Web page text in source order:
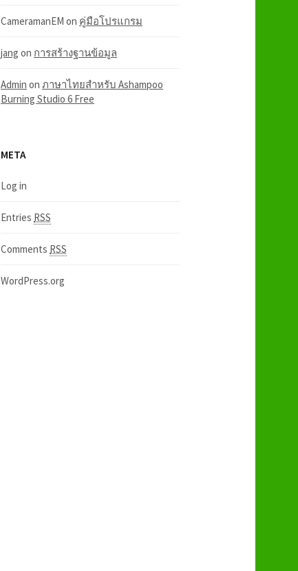
CameramanEM on คู่มือโปรแกรม
jang on การสร้างฐานข้อมูล
Admin on ภาษาไทยสำหรับ Ashampoo
Burning Studio 6 Free
META
Log in
Entries RSS
Comments RSS
WordPress.org